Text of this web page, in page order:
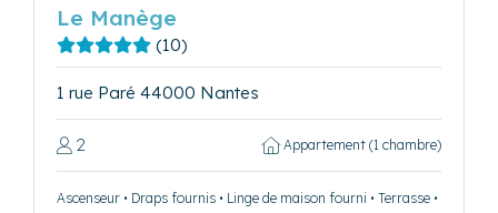
Le Manège
(10)
1 rue Paré 44000 Nantes
2 Appartement (1 chambre)
Ascenseur • Draps fournis • Linge de maison fourni • Terrasse •